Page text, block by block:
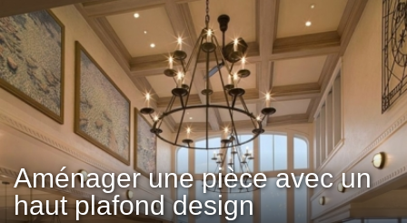
Aménager une pièce avec un
haut plafond design